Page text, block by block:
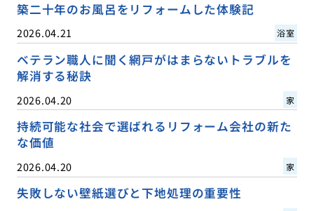
築二十年のお風呂をリフォームした体験記
2026.04.21 浴室
ベテラン職人に聞く網戸がはまらないトラブルを
解消する秘訣
2026.04.20 家
持続可能な社会で選ばれるリフォーム会社の新た
な価値
2026.04.20 家
失敗しない壁紙選びと下地処理の重要性